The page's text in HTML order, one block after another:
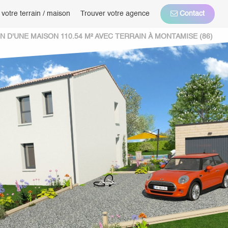
terrain / maison Trouver votre agence Contact
D'UNE MAISON 110.54 M² AVEC TERRAIN À MONTAMISE (86)